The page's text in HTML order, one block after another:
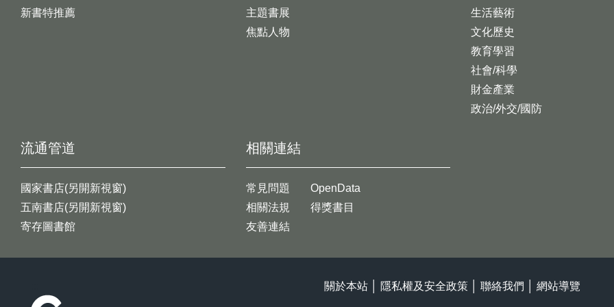
新書特推薦
生活藝術
文化歷史
教育學習
社會/科學
財金產業
政治/外交/國防
主題書展
焦點人物
流通管道
國家書店(另開新視窗)
五南書店(另開新視窗)
寄存圖書館
相關連結
常見問題
相關法規
友善連結
OpenData
得獎書目
關於本站 隱私權及安全政策 聯絡我們 網站導覽